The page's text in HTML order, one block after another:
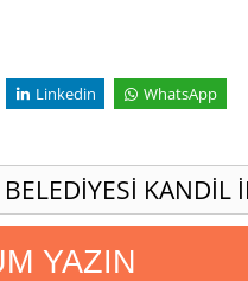
Linkedin WhatsApp
KANDİL
YAZIN